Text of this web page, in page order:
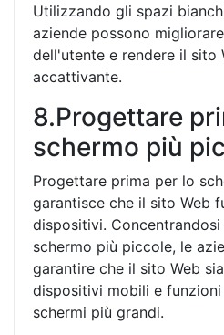
Utilizzando gli spazi
aziende possono
dell'utente e rendere il sito
accattivante.
8.Progettare
schermo più
Progettare prima per lo
garantisce che il sito Web
dispositivi.
schermo più piccole, le
garantire che il sito Web
dispositivi mobili e funzioni
schermi più grandi.